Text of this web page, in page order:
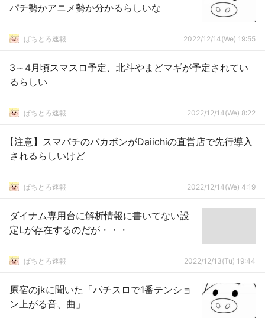
パチ勢かアニメ勢か分かるらしいな
ぱちとろ速報 2022/12/14(We) 19:55
3～4月頃スマスロ予定、北斗やまどマギが予定されてい
るらしい
ぱちとろ速報 2022/12/14(We) 8:22
【注意】スマパチのバカボンがDaiichiの直営店で先行導入
されるらしいけど
ぱちとろ速報 2022/12/14(We) 4:19
ダイナム専用台に解析情報に書いてない設
定Lが存在するのだが・・・
ぱちとろ速報 2022/12/13(Tu) 19:44
原宿のjkに聞いた「パチスロで1番テンショ
ン上がる音、曲」